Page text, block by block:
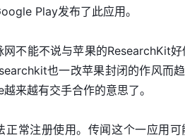
Play发布了此应用。
不能不说与苹果的ResearchKit
也一改苹果封闭的作风而
来越有交手合作的意思了。
常注册使用。传闻这个一应用